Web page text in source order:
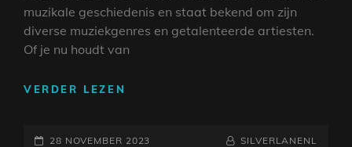
muzikale geschiedenis en staat bekend om zijn
diverse muziekgenres en getalenteerde artiesten.
Of je nu houdt van
VERDER LEZEN
DE
GEPLAATST
28 NOVEMBER 2023 NAAMREGEL
BYLINE
SILVERLANENL